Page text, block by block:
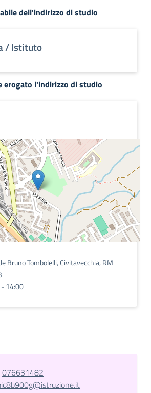
dell'indirizzo di studio
/ Istituto
erogato l'indirizzo di studio
Bruno Tombolelli, Civitavecchia, RM
14:00
076631482